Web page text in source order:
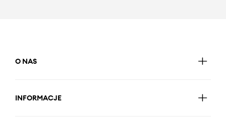
O NAS
INFORMACJE